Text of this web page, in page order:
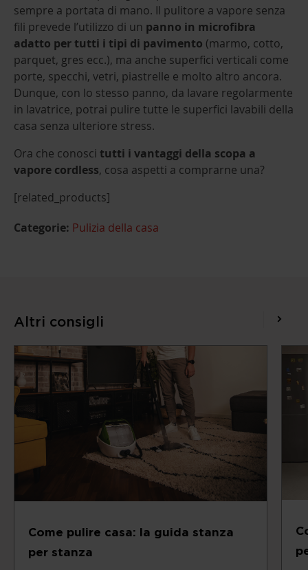
sempre a portata di mano. Il pulitore a vapore senza
fili prevede l’utilizzo di un panno in microfibra
adatto pertutti i tipi di pavimento (marmo, cotto,
parquet, gres ecc.), ma anche superfici verticali come
porte, specchi, vetri, piastrelle e molto altro ancora.
Dunque, con lo stesso panno, da lavare regolarmente
in lavatrice, potrai pulire tutte le superfici lavabili della
casa senza ulteriore stress.
Ora che conosci tutti i vantaggi della scopa a
vapore cordless, cosa aspetti a comprarne una?
[related_products]
Categorie: Pulizia della casa
Altri consigli
Come pulire casa: la guida stanza
per stanza